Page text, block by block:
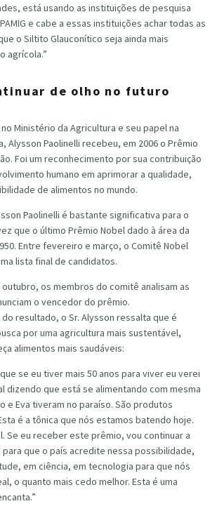
está usando as instituições de pesquisa
e cabe a essas instituições achar todas as
o Siltito Glauconítico seja ainda mais
agrícola.”
de olho no futuro
Ministério da Agricultura e seu papel na
Alysson Paolinelli recebeu, em 2006 o Prêmio
Foi um reconhecimento por sua contribuição
humano em aprimorar a qualidade,
de alimentos no mundo.
Paolinelli é bastante significativa para o
que o último Prêmio Nobel dado à área da
Entre fevereiro e março, o Comitê Nobel
lista final de candidatos.
os membros do comitê analisam as
o vencedor do prêmio.
resultado, o Sr. Alysson ressalta que é
por uma agricultura mais sustentável,
alimentos mais saudáveis:
se eu tiver mais 50 anos para viver eu verei
dizendo que está se alimentando com mesma
e Eva tiveram no paraíso. São produtos
é a tônica que nós estamos batendo hoje.
Se eu receber este prêmio, vou continuar a
que o país acredite nessa possibilidade,
em ciência, em tecnologia para que nós
o quanto mais cedo melhor. Esta é uma